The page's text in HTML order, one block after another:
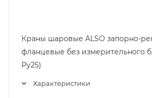
Краны шаровые ALSO запорно-
фланцевые без измерительного
Pу25)
Характеристики